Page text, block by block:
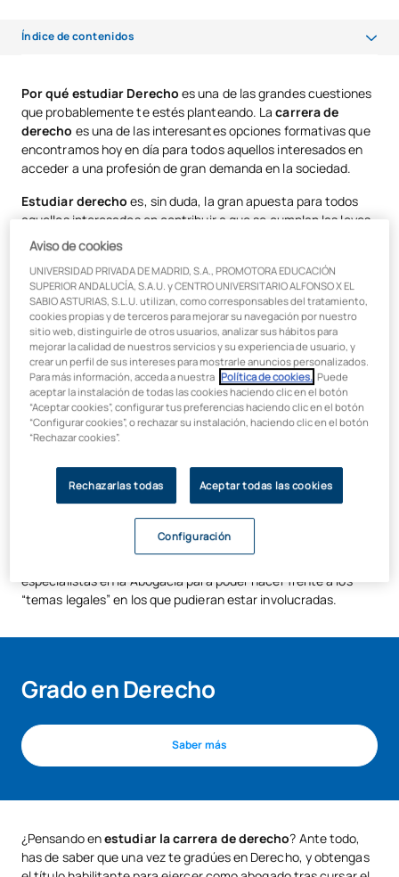
Índice de contenidos
¿Cuánto dura la carrera de derecho?
Por qué estudiar Derecho es una de las grandes cuestiones
que probablemente te estés planteando. Lacarrera de
derecho es una de las interesantes opciones formativas que
encontramos hoy en día para todos aquellos interesados en
acceder a una profesión de gran demanda en la sociedad.
Estudiar derecho es, sin duda, la gran apuesta para todos
aquellos interesados en contribuir a que se cumplan las leyes
establecidas, y se “haga justicia”.
Lacarrera de derechosigue siendo una de las que cuentan
con más salidas profesionales. Y es que, en torno al ámbito del
Derecho y laAbogacía, con frecuencia surgen numerosas
vacantes en las empresas e instituciones, tanto en el sector
público como en el privado.
Ser abogado implica contar con un perfil altamente
cualificado para poderejercer la Abogacíaen diversos
puestos y destinos profesionales. Es uno de los perfiles que
siempre serán necesarios y continuarán teniendo gran
internacional.
Más tarde o más temprano, todos tendremos que recurrir a
los servicios de un abogado para algún trámite. En las
empresas, por ejemplo, son conscientes de la gran necesidad
especialistas en la Abogacía para poder hacer frente a los
“temas legales” en los que pudieran estar involucradas.
Grado en Derecho
Saber más
¿Pensando enestudiar la carrera de derecho? Ante todo,
has de saber que una vez te gradúes en Derecho, y obtengas
Aviso de cookies
UNIVERSIDAD PRIVADA DE MADRID, S.A., PROMOTORA EDUCACIÓN
SUPERIOR ANDALUCÍA, S.A.U. y CENTRO UNIVERSITARIO ALFONSO X EL
SABIO ASTURIAS, S.L.U. utilizan, como corresponsables del tratamiento,
cookies propias y de terceros para mejorar su navegación por nuestro
sitio web, distinguirle de otros usuarios, analizar sus hábitos para
mejorar la calidad de nuestros servicios y su experiencia de usuario, y
crear un perfil de sus intereses para mostrarle anuncios personalizados.
Para más información, acceda a nuestra Política de cookies. . Puede
aceptar la instalación de todas las cookies haciendo clic en el botón
“Aceptar cookies”, configurar tus preferencias haciendo clic en el botón
“Configurar cookies”, o rechazar su instalación, haciendo clic en el botón
“Rechazar cookies”.
Rechazarlas todas Aceptar todas las cookies
Configuración